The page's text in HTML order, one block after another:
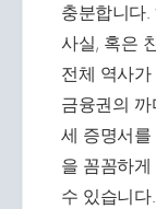
충분합니다
사실, 혹은
전체 역사
금융권의
세 증명서
을 꼼꼼하
수 있습니